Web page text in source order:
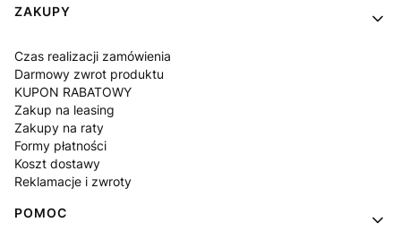
Linki w stopce
ZAKUPY
Czas realizacji zamówienia
Darmowy zwrot produktu
KUPON RABATOWY
Zakup na leasing
Zakupy na raty
Formy płatności
Koszt dostawy
Reklamacje i zwroty
POMOC